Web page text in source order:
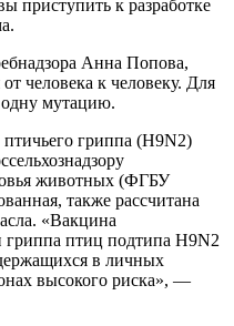
приступить к разработке
Анна Попова,
человека к человеку. Для
мутацию.
гриппа (Н9N2)
животных (ФГБУ
также рассчитана
«Вакцина
гриппа птиц подтипа H9N2
в личных
высокого риска», —